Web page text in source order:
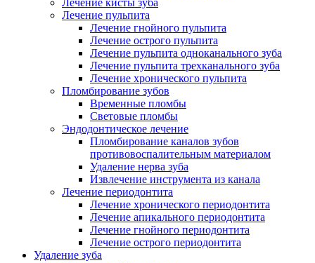
Лечение кисты зуба
Лечение пульпита
Лечение гнойного пульпита
Лечение острого пульпита
Лечение пульпита одноканального зуба
Лечение пульпита трехканального зуба
Лечение хронического пульпита
Пломбирование зубов
Временные пломбы
Световые пломбы
Эндодонтическое лечение
Пломбирование каналов зубов
противовоспалительным материалом
Удаление нерва зуба
Извлечение инструмента из канала
Лечение периодонтита
Лечение хронического периодонтита
Лечение апикального периодонтита
Лечение гнойного периодонтита
Лечение острого периодонтита
Удаление зуба